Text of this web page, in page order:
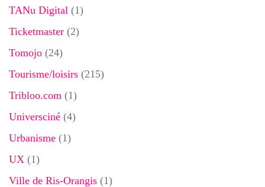
TANu Digital (1)
Ticketmaster (2)
Tomojo (24)
Tourisme/loisirs (215)
Tribloo.com (1)
Universciné (4)
Urbanisme (1)
UX (1)
Ville de Ris-Orangis (1)